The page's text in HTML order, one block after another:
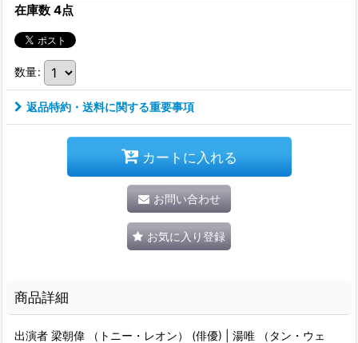
在庫数 4点
数量:
返品特約・送料に関する重要事項
カートに入れる
お問い合わせ
お気に入り登録
商品詳細
出演者 梁朝偉 （トニー・レオン） (俳優) | 湯唯 （タン・ウェ